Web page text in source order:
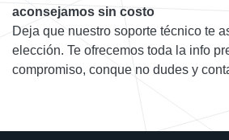
aconsejamos sin costo
Deja que nuestro soporte técnico te
elección. Te ofrecemos toda la info
compromiso, conque no dudes y